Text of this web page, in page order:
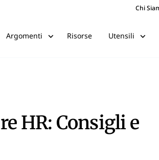
Chi
Argomenti Risorse Utensili
HR: Consigli e